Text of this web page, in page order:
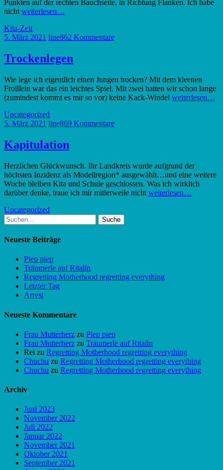
Punkten auf der rechten Bauchseite, in Richtung Flanken. Ich habe
nicht weiterlesen…
Kita-Zeit
5. März 2021 line862 Kommentare
Trockenlegen
Wie lege ich eigentlich einen Jungen trocken? Mit dem kleenen
Froillein war das ein leichtes Spiel. Mit zwei hatten wir schon lange
(zumindest kommt es mir so vor) keine Kack-Windel weiterlesen…
Uncategorized
5. März 2021 line869 Kommentare
Kapitulation
Herzlichen Glückwunsch. Ihr Landkreis wurde aufgrund der
höchsten Inzidenz als Modellregion* ausgewählt…und eine weitere
Woche bleiben Kita und Schule geschlossen. Was ich wirklich
darüber denke, traue ich mir mitlerweile nicht weiterlesen…
Uncategorized
Suche
nach:
Neueste Beiträge
Piep piep
Träumerle auf Ritalin
Regretting Motherhood regretting everything
Letzter Tag
Arrest
Neueste Kommentare
Frau Mutterherz zu Piep piep
Frau Mutterherz zu Träumerle auf Ritalin
Rei zu Regretting Motherhood regretting everything
Chuchu zu Regretting Motherhood regretting everything
Chuchu zu Regretting Motherhood regretting everything
Archiv
Juni 2023
November 2022
Juli 2022
Januar 2022
November 2021
Oktober 2021
September 2021